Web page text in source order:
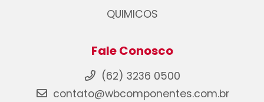
QUIMICOS
Fale Conosco
(62) 3236 0500
contato@wbcomponentes.com.br